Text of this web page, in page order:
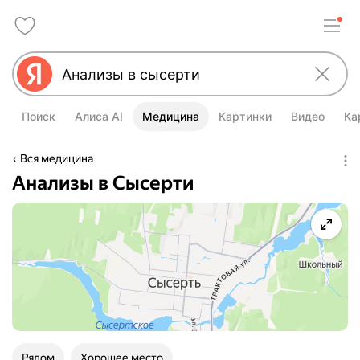
Поиск Алиса AI Медицина Картинки Видео
Вся медицина
Анализы в Сысерти